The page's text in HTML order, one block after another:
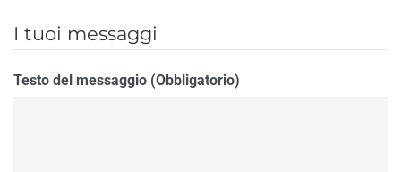
I tuoi messaggi
Testo del messaggio (Obbligatorio)